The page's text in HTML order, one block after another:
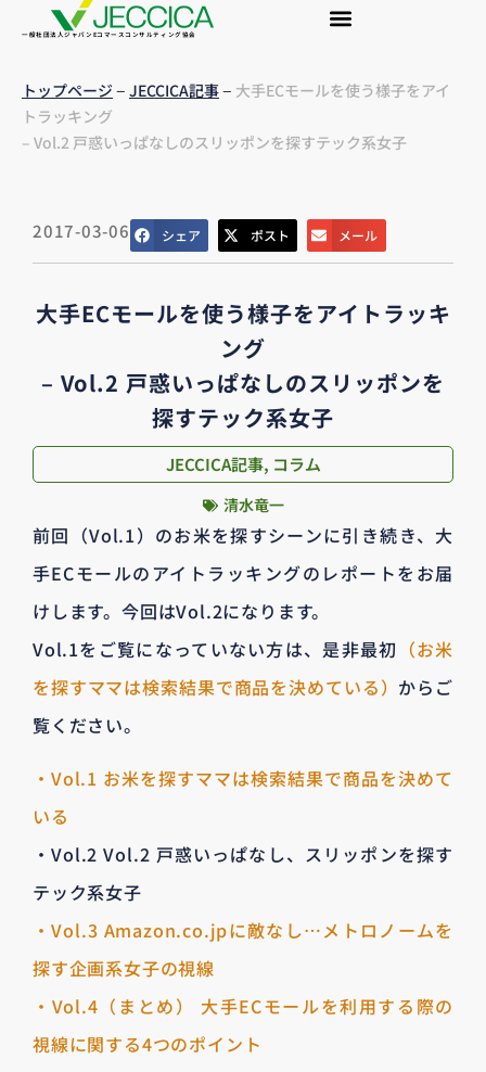
一般社団法人ジャパンEコマースコンサルティング協会
トップページ– JECCICA記事– 大手ECモールを使う様子をアイ
トラッキング
– Vol.2 戸惑いっぱなしのスリッポンを探すテック系女子
2017-03-06 シェア ポスト メール
大手ECモールを使う様子をアイトラッキ
ング
– Vol.2 戸惑いっぱなしのスリッポンを
探すテック系女子
JECCICA記事, コラム
清水竜一
前回（Vol.1）のお米を探すシーンに引き続き、大
手ECモールのアイトラッキングのレポートをお届
けします。今回はVol.2になります。
Vol.1をご覧になっていない方は、是非最初 （お米
を探すママは検索結果で商品を決めている） からご
覧ください。
・Vol.1 お米を探すママは検索結果で商品を決めて
いる
・Vol.2 Vol.2 戸惑いっぱなし、スリッポンを探す
テック系女子
・Vol.3 Amazon.co.jpに敵なし…メトロノームを
探す企画系女子の視線
・Vol.4（まとめ） 大手ECモールを利用する際の
視線に関する4つのポイント